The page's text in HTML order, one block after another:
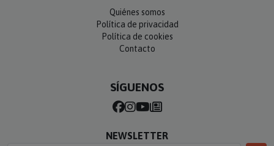
Quiénes somos
Política de privacidad
Política de cookies
Contacto
SÍGUENOS
NEWSLETTER